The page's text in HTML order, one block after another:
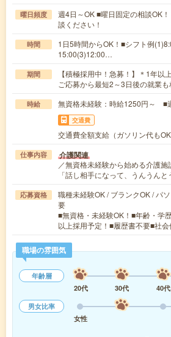
曜日頻度
週4日～OK ■曜日固定の相談OK
談ください！
時間
1日5時間からOK！■シフト例
15:00(3)12:00…
期間
【積極採用中！急募！】＊1年以
ご応募から最短2～3日後の就業も
時給 無資格未経験：時給1250円～
交通費
交通費全額支給（ガソリン代もOK
仕事内容 介護関連
／無資格未経験から始める介護施
「話し相手になって、うんうん
応募資格
職種未経験OK / ブランクOK / パ
要
■無資格・未経験OK！■年齢・学
以上採用予定！■履歴書不要■社
職場の雰囲気
年齢層
20代
30代 40代
男女比率
女性